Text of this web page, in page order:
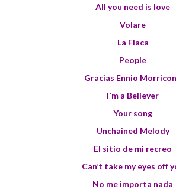
All you need is love
Volare
La Flaca
People
Gracias Ennio
I`m a Believer
Your song
Unchained Melody
El sitio de mi recreo
Can’t take my eyes off
No me importa nada